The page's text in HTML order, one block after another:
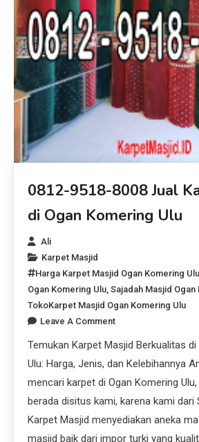
0812-9518-8008 Jual
di Ogan Komering Ulu
Ali
Karpet Masjid
Harga Karpet Masjid Ogan Komering Ulu
Ogan Komering Ulu ,Sajadah Masjid
TokoKarpet Masjid Ogan Komering Ulu
Leave A Comment
Temukan Karpet Masjid Berkualitas
Ulu: Harga, Jenis, dan Kelebihannya
mencari karpet di Ogan Komering
berada disitus kami, karena kami dari
Karpet Masjid menyediakan aneka
masjid baik dari impor turki yang